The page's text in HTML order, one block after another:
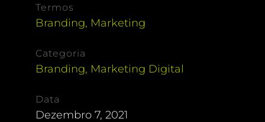
Termos
Branding, Marketing
Categoria
Branding, Marketing Digital
Data
Dezembro 7, 2021